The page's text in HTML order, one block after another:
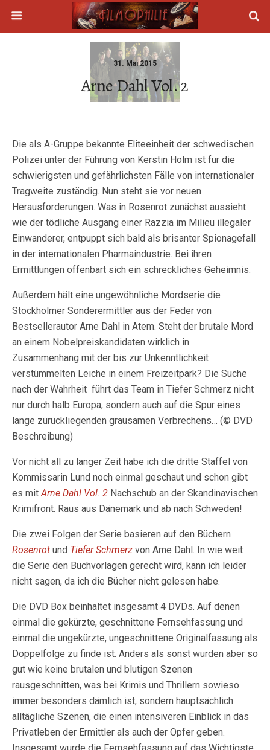
31. Mai 2015
Arne Dahl Vol. 2
Die als A-Gruppe bekannte Eliteeinheit der schwedischen
Polizei unter der Führung von Kerstin Holm ist für die
schwierigsten und gefährlichsten Fälle von internationaler
Tragweite zuständig. Nun steht sie vor neuen
Herausforderungen. Was in Rosenrot zunächst aussieht
wie der tödliche Ausgang einer Razzia im Milieu illegaler
Einwanderer, entpuppt sich bald als brisanter Spionagefall
in der internationalen Pharmaindustrie. Bei ihren
Ermittlungen offenbart sich ein schreckliches Geheimnis.
Außerdem hält eine ungewöhnliche Mordserie die
Stockholmer Sonderermittler aus der Feder von
Bestsellerautor Arne Dahl in Atem. Steht der brutale Mord
an einem Nobelpreiskandidaten wirklich in
Zusammenhang mit der bis zur Unkenntlichkeit
verstümmelten Leiche in einem Freizeitpark? Die Suche
nach der Wahrheit führt das Team in Tiefer Schmerz nicht
nur durch halb Europa, sondern auch auf die Spur eines
lange zurückliegenden grausamen Verbrechens… (© DVD
Beschreibung)
Vor nicht all zu langer Zeit habe ich die dritte Staffel von
Kommissarin Lund noch einmal geschaut und schon gibt
es mitArne Dahl Vol. 2 Nachschub an der Skandinavischen
Krimifront. Raus aus Dänemark und ab nach Schweden!
Die zwei Folgen der Serie basieren auf den Büchern
Rosenrot und Tiefer Schmerz von Arne Dahl. In wie weit
die Serie den Buchvorlagen gerecht wird, kann ich leider
nicht sagen, da ich die Bücher nicht gelesen habe.
Die DVD Box beinhaltet insgesamt 4 DVDs. Auf denen
einmal die gekürzte, geschnittene Fernsehfassung und
einmal die ungekürzte, ungeschnittene Originalfassung als
Doppelfolge zu finde ist. Anders als sonst wurden aber so
gut wie keine brutalen und blutigen Szenen
rausgeschnitten, was bei Krimis und Thrillern sowieso
immer besonders dämlich ist, sondern hauptsächlich
alltägliche Szenen, die einen intensiveren Einblick in das
Privatleben der Ermittler als auch der Opfer geben.